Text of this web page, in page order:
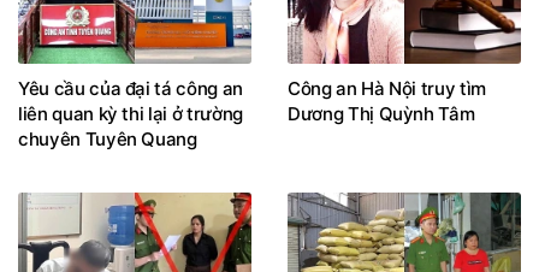
Yêu cầu của đại tá công an
liên quan kỳ thi lại ở trường
chuyên Tuyên Quang
Công an Hà Nội truy tìm
Dương Thị Quỳnh Tâm